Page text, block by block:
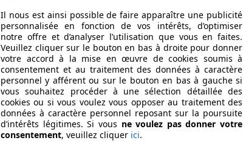
Il nous est ainsi possible de faire apparaître une publicité
personnalisée en fonction de vos intérêts, d’optimiser
notre offre et d’analyser l’utilisation que vous en faites.
Veuillez cliquer sur le bouton en bas à droite pour donner
votre accord à la mise en œuvre de cookies soumis à
consentement et au traitement des données à caractère
personnel y afférent ou sur le bouton en bas à gauche si
vous souhaitez procéder à une sélection détaillée des
cookies ou si vous voulez vous opposer au traitement des
données à caractère personnel reposant sur la poursuite
d’intérêts légitimes. Si vous ne voulez pas donner votre
consentement, veuillez cliquer ici.